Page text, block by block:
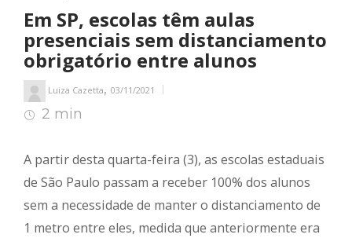
Em SP, escolas têm aulas
presenciais sem distanciamento
obrigatório entre alunos
Luiza Cazetta, 03/11/2021
2 min
A partir desta quarta-feira (3), as escolas estaduais
de São Paulo passam a receber 100% dos alunos
sem a necessidade de manter o distanciamento de
1 metro entre eles, medida que anteriormente era